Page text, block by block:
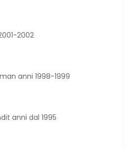
2002
anni 1998-1999
anni dal 1995